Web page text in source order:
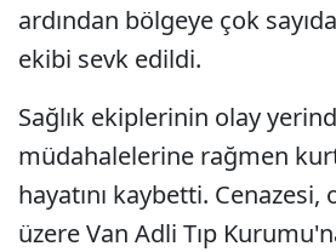
ardından bölgeye çok
ekibi sevk edildi.
Sağlık ekiplerinin olay
müdahalelerine rağmen
hayatını kaybetti. Cenazesi,
üzere Van Adli Tıp